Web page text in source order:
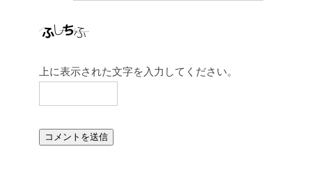
上に表示された文字を入力してください。